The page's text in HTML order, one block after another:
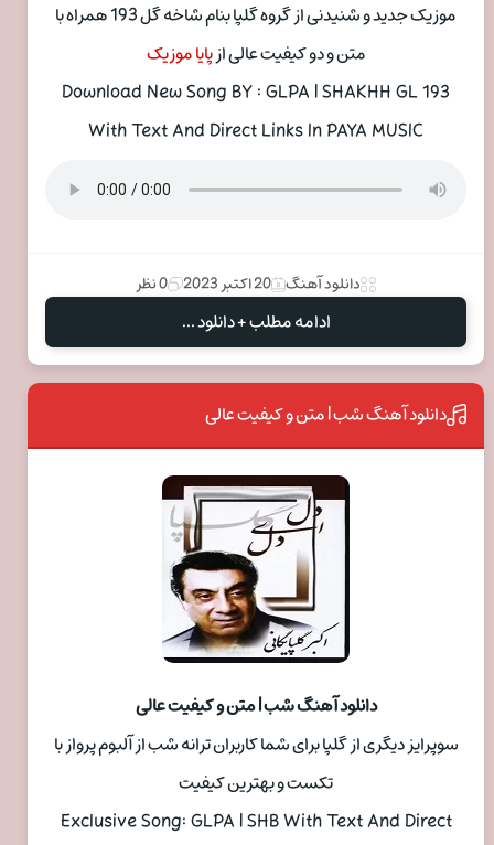
موزیک جدید و شنیدنی از گروه گلپا بنام شاخه گل 193 همراه با
متن و دو کیفیت عالی ازپایا موزیک
Download New Song BY : GLPA | SHAKHH GL 193
With Text And Direct Links In PAYA MUSIC
دانلود آهنگ 20 اکتبر 2023 0 نظر
ادامه مطلب + دانلود ...
دانلود آهنگ شب | متن و کیفیت عالی
دانلود آهنگ شب | متن و کیفیت عالی
سوپرایز دیگری از گلپا برای شما کاربران ترانه شب از آلبوم پرواز با
تکست و بهترین کیفیت
Exclusive Song: GLPA | SHB With Text And Direct